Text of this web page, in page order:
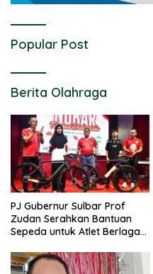
Popular Post
Berita Olahraga
PJ Gubernur Sulbar Prof
Zudan Serahkan Bantuan
Sepeda untuk Atlet Berlaga